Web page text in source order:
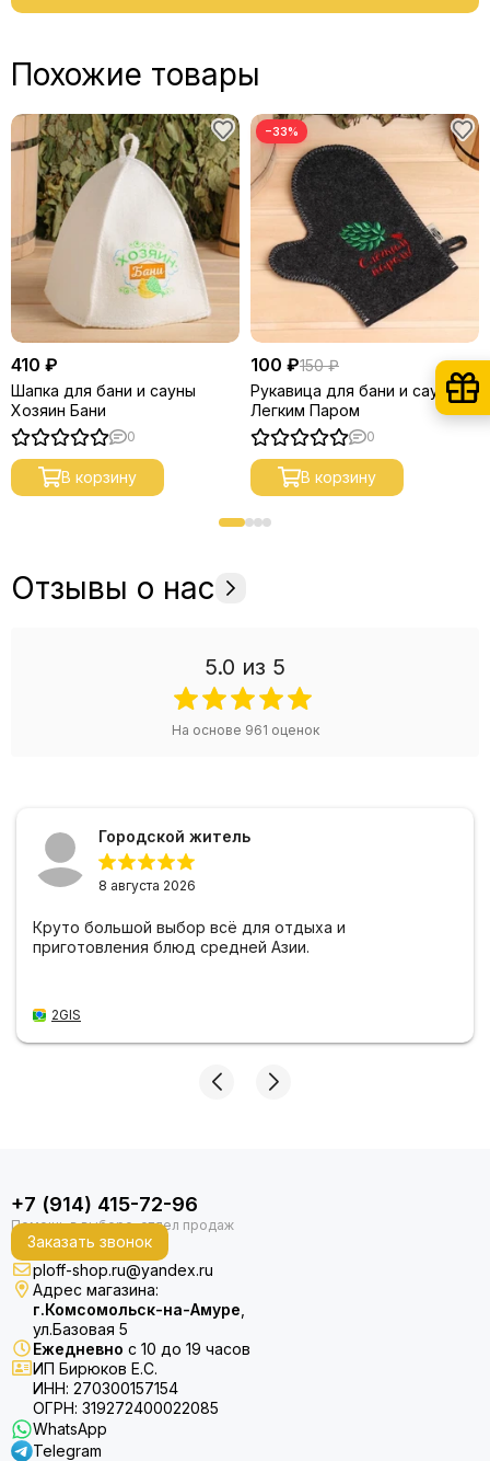
Похожие товары
410 ₽
Шапка для бани и сауны
Хозяин Бани
0
В корзину
−33%
100 ₽150 ₽
Рукавица для бани и сауны С
Легким Паром
0
В корзину
Отзывы о нас
5.0 из 5
На основе 961 оценок
Городской житель
8 августа 2026
Круто большой выбор всё для отдыха и
приготовления блюд средней Азии.
2GIS
+7 (914) 415-72-96
Заказать звонок
ploff-shop.ru@yandex.ru
Адрес магазина:
г.Комсомольск-на-Амуре
ул.Базовая 5
Ежедневно с 10 до 19 часов
ИП Бирюков Е.С.
ИНН: 270300157154
ОГРН: 319272400022085
WhatsApp
Telegram